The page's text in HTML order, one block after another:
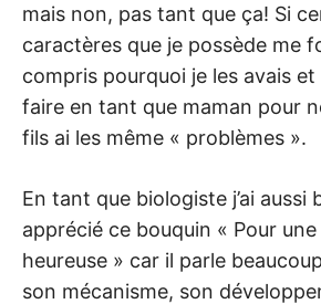
mais non, pas tant que ça! Si
caractères que je possède me
compris pourquoi je les avais
faire en tant que maman pour
fils ai les même « problèmes ».
En tant que biologiste j’ai aussi
apprécié ce bouquin « Pour
heureuse » car il parle
son mécanisme, son